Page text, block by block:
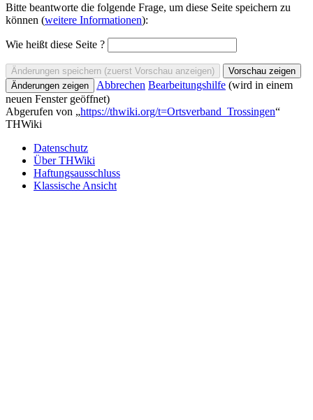
Bitte beantworte die folgende Frage, um diese Seite speichern zu
können (weitere Informationen):
Wie heißt diese Seite ?
Abbrechen Bearbeitungshilfe (wird in einem
neuen Fenster geöffnet)
Abgerufen von „https://thwiki.org/t=Ortsverband_Trossingen“
THWiki
Datenschutz
Über THWiki
Haftungsausschluss
Klassische Ansicht